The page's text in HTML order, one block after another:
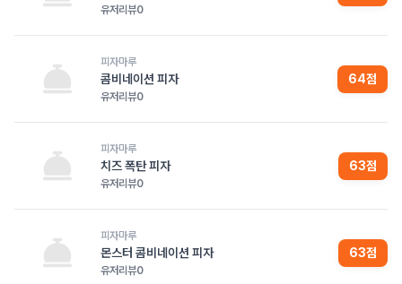
유저리뷰0
피자마루
콤비네이션 피자
유저리뷰0
64점
피자마루
치즈 폭탄 피자
유저리뷰0
63점
피자마루
몬스터 콤비네이션 피자
유저리뷰0
63점